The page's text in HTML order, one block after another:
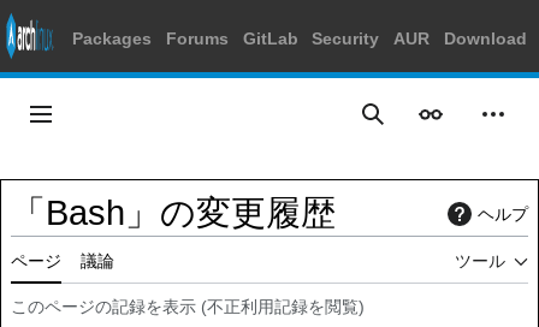
Packages Forums GitLab Security AUR Download
ス
キ
ッ
プ
メインメニュー 検索 表示 個人
「Bash」の変更履歴 ヘルプ
ページ 議論 ツール
このページの記録を表示 (不正利用記録を閲覧)